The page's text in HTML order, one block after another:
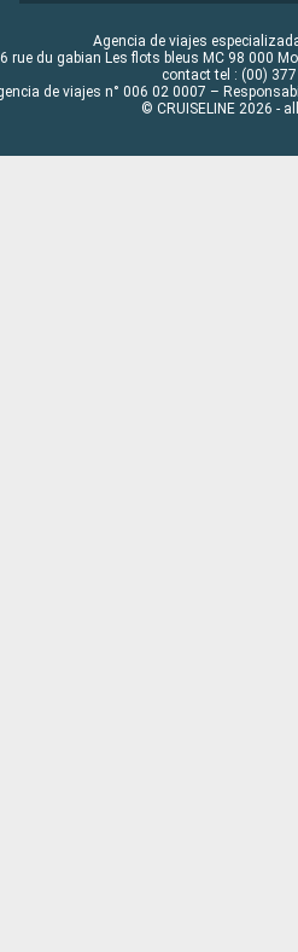
Agencia de viajes
rue du gabian Les flots bleus MC 98 000
contact tel : (00)
de viajes n° 006 02 0007 –
© CRUISELINE 2026 -